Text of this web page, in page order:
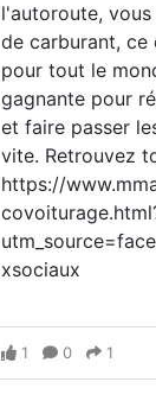
l'autoroute,
de carburant, ce
pour tout le
gagnante pour
et faire passer
vite. Retrouvez
https://
xsociaux
1 0 1